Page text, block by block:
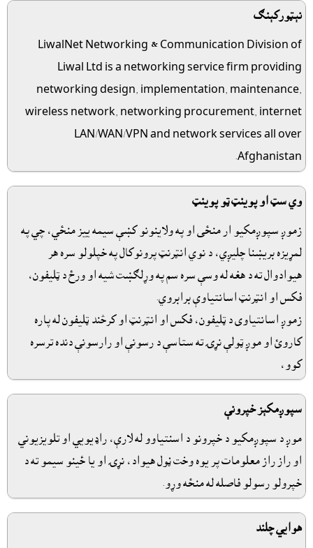
نېټورکېنګ
LiwalNet Networking & Communication Division of
Liwal Ltd is a networking service firm providing
networking design, implementation, maintenance,
wireless network, networking procurement, internet
LAN/WAN/VPN and network services all over
Afghanistan.
وي سټ او پوينټ ټو پوينټ
زموږ سپوږمکيو ار منځى او په ولاينونو کښې سيمه ييز منځي، چي په
لمړيزه بريښنا چليږي، د نوي انټرنټ پرونوکال په خپلولو سره هر
هيوادوال ته د هغه له وسې سره سم په وړلګښت شيه او ورځ د ټليفون،
فکس او انټرنټ اسانتياوې برابروي.
زموږ اسانتياوى د ټليفون، فکس او انټرنټ او کرڅند ټليفون له پاره
کاروئ او موږ ټولې نړۍ ته ستاسې د رسونې او رارسونې دنده ترسره
کوو،
سپوږمکېز خپرونې
موږ د سپوږمکيو د خپرونو د اسنتياوو له لارې، راډيويي او تلويزيوني
او راز راز معلومات پر يوه وخت ڼول هيواد، نړۍ او يا ځينو سيمو ته د
خپرولو رسولو فاصله له منځه وړو.
هوايي چلند